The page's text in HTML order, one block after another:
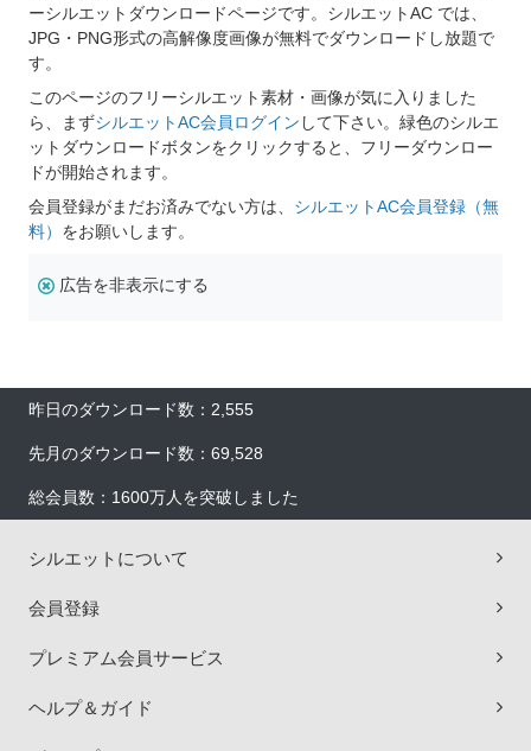
ーシルエットダウンロードページです。シルエットAC では、
JPG・PNG形式の高解像度画像が無料でダウンロードし放題で
す。
このページのフリーシルエット素材・画像が気に入りました
ら、まずシルエットAC会員ログイン して下さい。緑色のシルエ
ットダウンロードボタンをクリックすると、フリーダウンロー
ドが開始されます。
会員登録がまだお済みでない方は、 シルエットAC会員登録（無
料） をお願いします。
広告を非表示にする
昨日のダウンロード数：2,555
先月のダウンロード数：69,528
総会員数：1600万人を突破しました
シルエットについて
会員登録
プレミアム会員サービス
ヘルプ＆ガイド